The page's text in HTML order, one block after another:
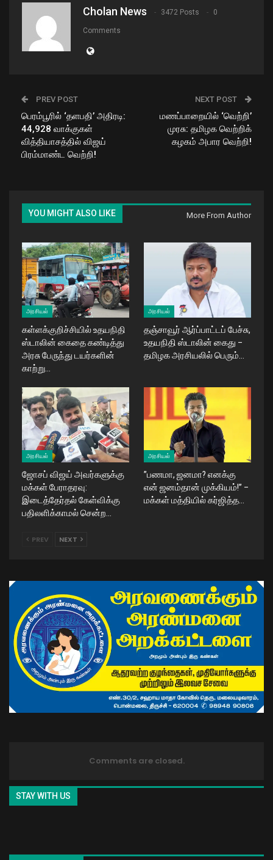
Cholan News 3472 Posts 0
Comments
PREV POST
பெரம்பூரில் ‘தளபதி’ அதிரடி:
44,928 வாக்குகள்
வித்தியாசத்தில் விஜய்
பிரம்மாண்ட வெற்றி!
NEXT POST
மணப்பாறையில் ‘வெற்றி’
முரசு: தமிழக வெற்றிக்
கழகம் அபார வெற்றி!
YOU MIGHT ALSO LIKE More From Author
அரசியல்
கள்ளக்குறிச்சியில் உதயநிதி
ஸ்டாலின் கைதை கண்டித்து
அரசு பேருந்து டயர்களின்
காற்று…
அரசியல்
தஞ்சாவூர் ஆர்ப்பாட்டப் பேச்சு,
உதயநிதி ஸ்டாலின் கைது –
தமிழக அரசியலில் பெரும்…
அரசியல்
ஜோசப் விஜய் அவர்களுக்கு
மக்கள் பேராதரவு:
இடைத்தேர்தல் கேள்விக்கு
பதிலளிக்காமல் சென்ற…
அரசியல்
​”பணமா, ஜனமா? எனக்கு
என் ஜனம்தான் முக்கியம்!” –
மக்கள் மத்தியில் கர்ஜித்த…
PREV NEXT
Comments are closed.
STAY WITH US